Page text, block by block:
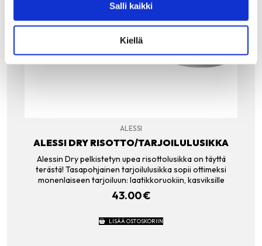
Salli kaikki
Kiellä
ALESSI
ALESSI DRY RISOTTO/TARJOILULUSIKKA
Alessin Dry pelkistetyn upea risottolusikka on täyttä
terästä! Tasapohjainen tarjoilulusikka sopii ottimeksi
monenlaiseen tarjoiluun: laatikkoruokiin, kasviksille
43.00€
LISÄÄ OSTOSKORIIN